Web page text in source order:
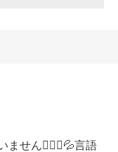
せん🙇🏻‍♀️💦言語